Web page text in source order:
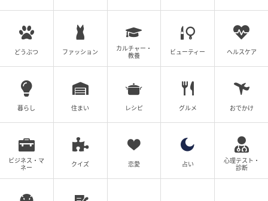
どうぶつ ファッション
カルチャー・
教養
ビューティー ヘルスケア
暮らし 住まい レシピ グルメ おでかけ
ビジネス・マ
ネー
クイズ 恋愛 占い
心理テスト・
診断